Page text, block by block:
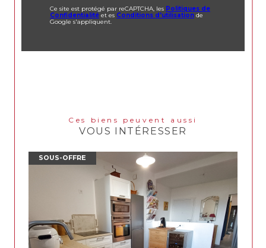
Ce site est protégé par reCAPTCHA, les Politiques de
Confidentialité et es Conditions d'utilisation de
Google s'appliquent.
Ces biens peuvent aussi
VOUS INTÉRESSER
SOUS-OFFRE